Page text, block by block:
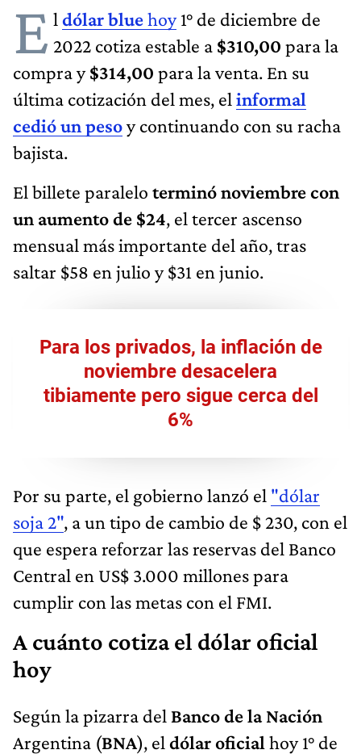
E l dólar bluehoy1° de diciembre de
2022 cotiza estable a $310,00 para la
compra y$314,00 para la venta. En su
última cotización del mes, el informal
cedió un pesoy continuando con su racha
bajista.
El billete paralelo terminó noviembre con
un aumento de $24, el tercer ascenso
mensual más importante del año, tras
saltar $58 en julio y $31 en junio.
Para los privados, la inflación de
noviembre desacelera
tibiamente pero sigue cerca del
6%​
Por su parte, el gobierno lanzó el "dólar
soja 2", a un tipo de cambio de $ 230, con el
que espera reforzar las reservas del Banco
Central en US$ 3.000 millones para
cumplir con las metas con el FMI.
A cuánto cotiza el dólar oficial
hoy
Según la pizarra del Banco de la Nación
Argentina (BNA), el dólar oficial hoy 1° de